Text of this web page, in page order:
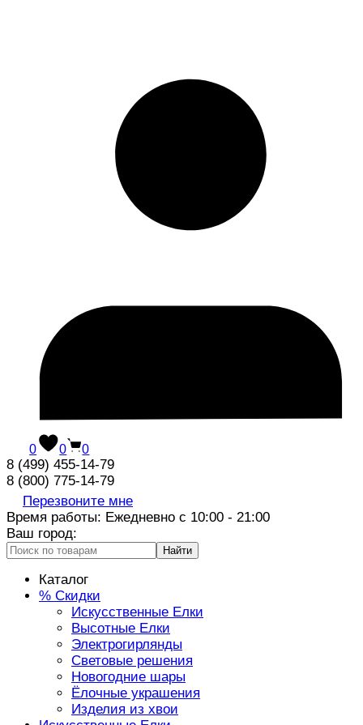
0 0 0
8 (499) 455-14-79
8 (800) 775-14-79
Перезвоните мне
Время работы: Ежедневно с 10:00 - 21:00
Ваш город:
Найти
Каталог
% Скидки
Искусственные Елки
Высотные Елки
Электрогирлянды
Световые решения
Новогодние шары
Ёлочные украшения
Изделия из хвои